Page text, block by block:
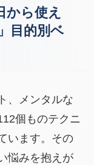
から使え
目的別ベ
、メンタルな
個ものテクニ
います。その
悩みを抱えが